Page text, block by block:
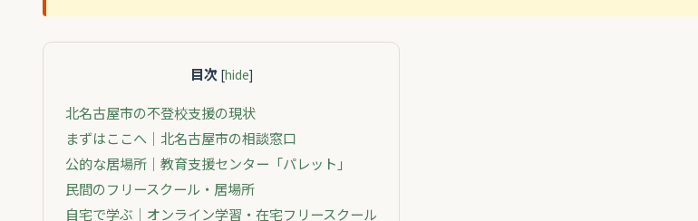
目次 [hide]
北名古屋市の不登校支援の現状
まずはここへ｜北名古屋市の相談窓口
公的な居場所｜教育支援センター「パレット」
民間のフリースクール・居場所
自宅で学ぶ｜オンライン学習・在宅フリースクール